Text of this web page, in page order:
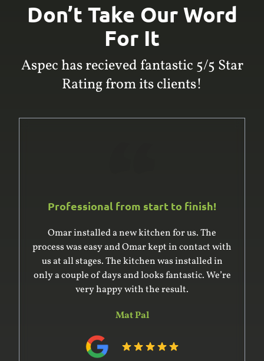
Don’t Take Our Word
For It
Aspec has recieved fantastic 5/5 Star
Rating from its clients!
Professional from start to finish!
Omar was excellent to deal with. He and his
team built and installed a large built-in
wardrobe and cupboard, giving us good advice
on the design. He was very professional in
surveying the complex space for the units – it’s
and in preparing the design. His team
constructed the units off-site within the time
he indicated. Installation was complex and went